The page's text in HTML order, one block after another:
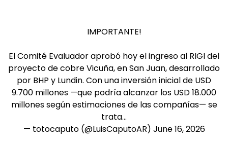
IMPORTANTE!
El Comité Evaluador aprobó hoy el ingreso al RIGI del
proyecto de cobre Vicuña, en San Juan, desarrollado
por BHP y Lundin. Con una inversión inicial de USD
9.700 millones —que podría alcanzar los USD 18.000
millones según estimaciones de las compañías— se
trata…
— totocaputo (@LuisCaputoAR) June 16, 2026